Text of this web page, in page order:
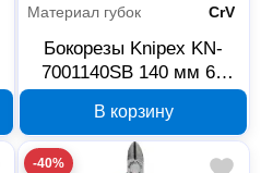
Материал губок
CrV
Бокорезы Knipex KN-
7001140SB 140 мм 62
В корзину
-40%